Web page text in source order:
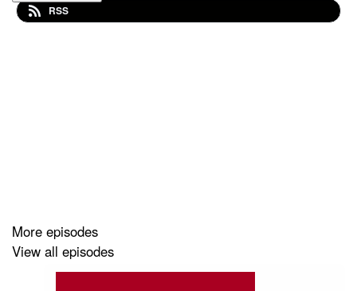
RSS
More episodes
View all episodes